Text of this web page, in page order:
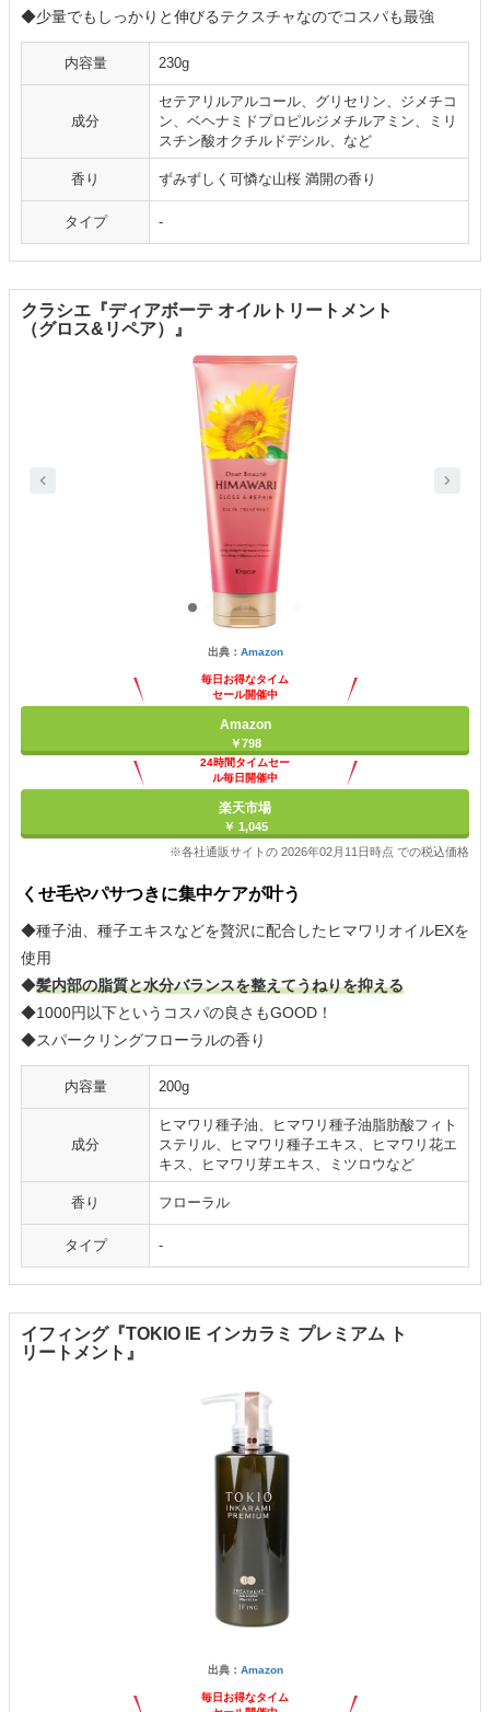
◆少量でもしっかりと伸びるテクスチャなのでコスパも最強
内容量 230g
成分
セテアリルアルコール、グリセリン、ジメチコ
ン、ベヘナミドプロピルジメチルアミン、ミリ
スチン酸オクチルドデシル、など
香り ずみずしく可憐な山桜 満開の香り
タイプ -
クラシエ『ディアボーテ オイルトリートメント
（グロス&リペア）』
出典： Amazon
毎日お得なタイム
セール開催中
Amazon
￥798
24時間タイムセー
ル毎日開催中
楽天市場
￥ 1,045
※各社通販サイトの 2026年02月11日時点 での税込価格
くせ毛やパサつきに集中ケアが叶う
◆種子油、種子エキスなどを贅沢に配合したヒマワリオイルEXを
使用
◆髪内部の脂質と水分バランスを整えてうねりを抑える
◆1000円以下というコスパの良さもGOOD！
◆スパークリングフローラルの香り
内容量 200g
成分
ヒマワリ種子油、ヒマワリ種子油脂肪酸フィト
ステリル、ヒマワリ種子エキス、ヒマワリ花エ
キス、ヒマワリ芽エキス、ミツロウなど
香り フローラル
タイプ -
イフィング『TOKIO IE インカラミ プレミアム ト
リートメント』
出典： Amazon
毎日お得なタイム